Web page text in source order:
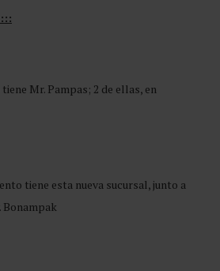
Mr. Pampas; 2 de ellas, en
tiene esta nueva sucursal, junto a
Bonampak